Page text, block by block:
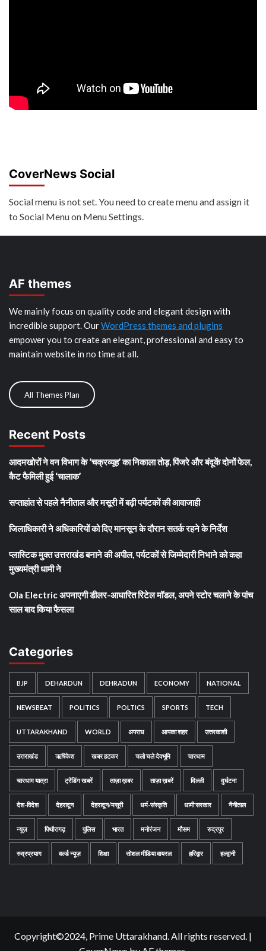
CoverNews Social
Social menu is not set. You need to create menu and assign it
to Social Menu on Menu Settings.
AF themes
We mainly focus on quality code and elegant design with
incredible support. OurWordPress themes and plugins
empower you to create an elegant, professional and easy to
maintain website in no time at all.
All Themes Plan
Recent Posts
आदमखोरों ने वन विभाग के ‘चक्रव्यूह’ का निकाला तोड़, पिंजरे और बंदूकें दोनों फेल,
कैट फैमिली हुई ‘चालाक’
सप्ताहांत से पहले नैनीताल और मसूरी में बढ़ी पर्यटकों की आवाजाही
जिलाधिकारी ने अधिकारियों को दिए मानसून के दौरान सतर्क रहने के निर्देश
प्लास्टिक मुक्त उत्तराखंड बनाने की अपील, पर्यटकों से जिम्मेदारी निभाने को कहा
मुख्यमंत्री धामी ने
Ola Electric अपनाएगी डीलर-आधारित रिटेल मॉडल, अपने स्टोर चलाने के पांच
साल बाद किया फैसला
Categories
BJP DEHARDUN DEHRADUN ECONOMY NATIONAL
NEWSBEAT POLITICS POLTICS SPORTS TECH
UTTARAKHAND WORLD अपराध आपका शहर उत्तरकाशी
उत्तराखंड ऋषिकेश खबर हटकर चलो चले देवभूमि चारधाम
चारधाम यात्रा ट्रेंडिंग खबरें ताज़ा ख़बर ताज़ा ख़बरें दिल्ली दुर्घटना
देश-विदेश देहरादून देहरादून/मसूरी धर्म-संस्कृति धामी सरकार नैनीताल
न्यूज़ पिथौरागढ़ पुलिस भारत मनोरंजन मौसम रुद्रपुर
रुद्रप्रयाग वर्ल्ड न्यूज़ शिक्षा सोशल मीडिया वायरल हरिद्वार हल्द्वानी
Copyright©2024, Prime Uttarakhand. All rights reserved. |